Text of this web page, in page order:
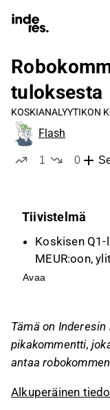
tuloksesta
KOSKIANALYYTIKON
Flash
1
0
Tiivistelmä
Koskisen
MEUR:oon,
kannattavuus
MEUR:oon
puuraaka-
sahatavaran
MEUR:oon,
Avaa
Tämä on
pikakommentti,
antaa
Alkuperäinen